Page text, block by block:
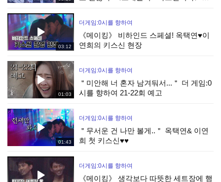
03:12
더게임:0시를 향하여
《메이킹》 비하인드 스페셜! 옥택연♥이
연희의 키스신 현장
01:03
더게임:0시를 향하여
＂미안해 너 혼자 남겨둬서...＂ 더 게임:0
시를 향하여 21-22회 예고
01:43
더게임:0시를 향하여
＂무서운 건 나만 볼게..＂ 옥택연& 이연
희 첫 키스신♥♥
더게임:0시를 향하여
《메이킹》 생각보다 따뜻한 세트장에 행